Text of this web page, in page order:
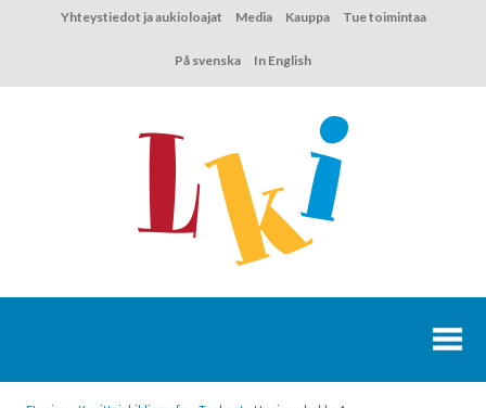
Yhteystiedot ja aukioloajat Media Kauppa Tue toimintaa
På svenska In English